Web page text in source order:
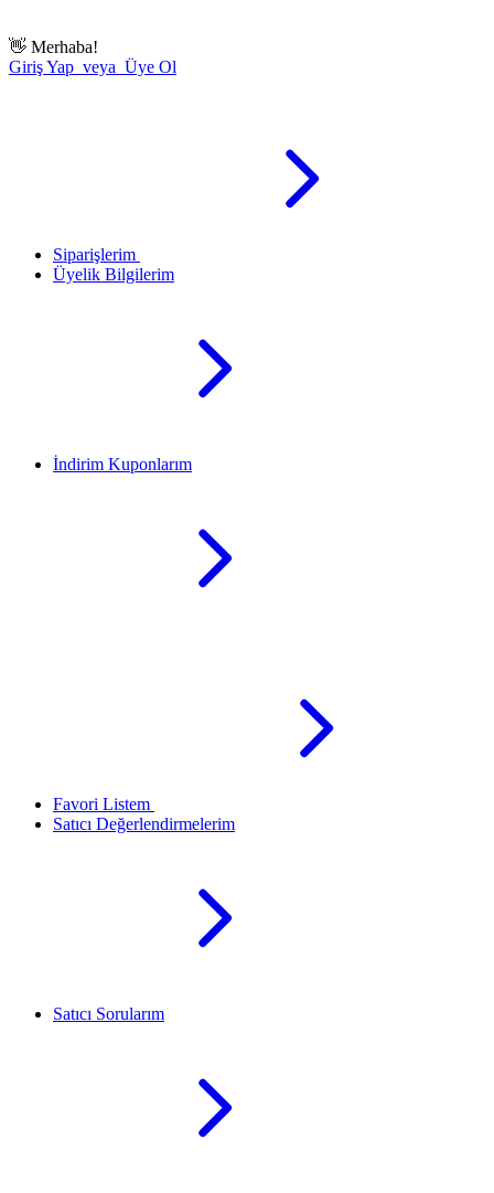
👋 Merhaba!
Giriş Yap veya Üye Ol
Siparişlerim
Üyelik Bilgilerim
İndirim Kuponlarım
Favori Listem
Satıcı Değerlendirmelerim
Satıcı Sorularım